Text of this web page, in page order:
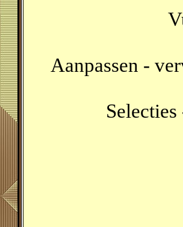
Aanpassen -